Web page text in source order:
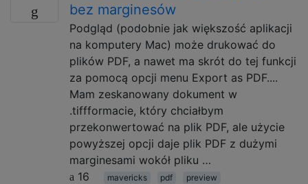
bez marginesów
Podgląd (podobnie jak większość aplikacji
na komputery Mac) może drukować do
plików PDF, a nawet ma skrót do tej funkcji
za pomocą opcji menu Export as PDF....
Mam zeskanowany dokument w
.tiffformacie, który chciałbym
przekonwertować na plik PDF, ale użycie
powyższej opcji daje plik PDF z dużymi
marginesami wokół pliku …
16
mavericks pdf preview